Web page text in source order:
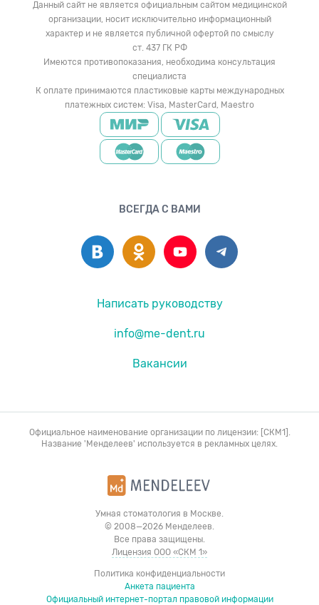
Данный сайт не является официальным сайтом медицинской
организации, носит исключительно информационный
характер и не является публичной офертой по смыслу
ст. 437 ГК РФ
Имеются противопоказания, необходима консультация
специалиста
К оплате принимаются пластиковые карты международных
платежных систем: Visa, MasterCard, Maestro
ВСЕГДА С ВАМИ
Написать руководству
info@me-dent.ru
Вакансии
Официальное наименование организации по лицензии: [СКМ1].
Название 'Менделеев' используется в рекламных целях.
Умная стоматология в Москве.
© 2008—2026 Менделеев.
Все права защищены.
Лицензия ООО «СКМ 1»
Политика конфиденциальности
Анкета пациента
Официальный интернет-портал правовой информации